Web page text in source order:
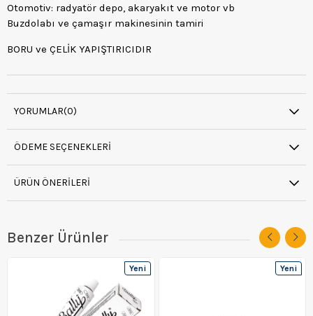
Otomotiv: radyatör depo, akaryakıt ve motor vb
Buzdolabı ve çamaşır makinesinin tamiri
BORU ve ÇELİK YAPIŞTIRICIDIR
YORUMLAR(0)
ÖDEME SEÇENEKLERI
ÜRÜN ÖNERILERI
Benzer Ürünler
Yeni
Yeni